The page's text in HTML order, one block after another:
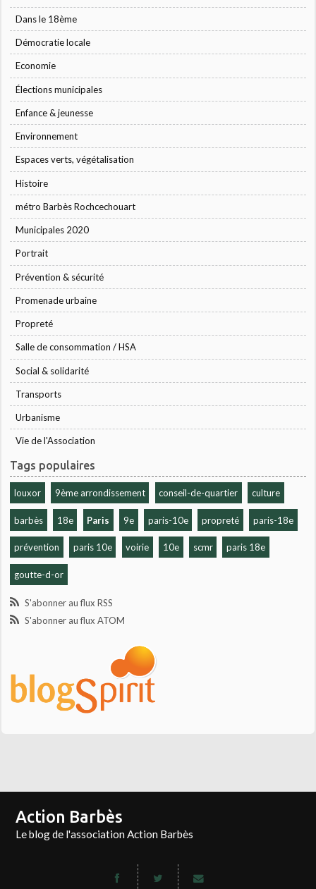
Dans le 18ème
Démocratie locale
Economie
Élections municipales
Enfance & jeunesse
Environnement
Espaces verts, végétalisation
Histoire
métro Barbès Rochcechouart
Municipales 2020
Portrait
Prévention & sécurité
Promenade urbaine
Propreté
Salle de consommation / HSA
Social & solidarité
Transports
Urbanisme
Vie de l'Association
Tags populaires
louxor 9ème arrondissement conseil-de-quartier culture
barbès 18e Paris 9e paris-10e propreté paris-18e
prévention paris 10e voirie 10e scmr paris 18e
goutte-d-or
S'abonner au flux RSS
S'abonner au flux ATOM
Action Barbès
Le blog de l'association Action Barbès